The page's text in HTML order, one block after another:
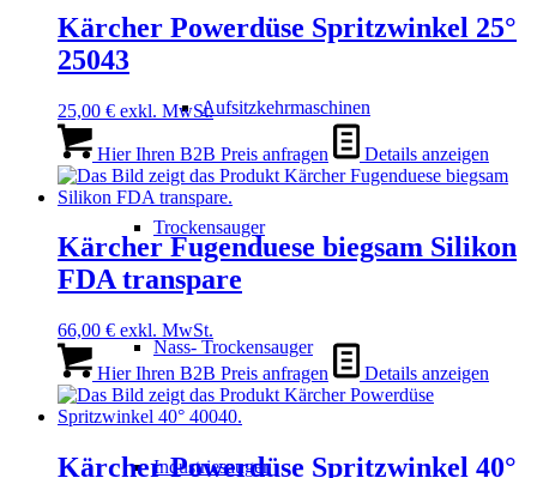
Aufsitzkehrmaschinen
Trockensauger
Nass- Trockensauger
Industriesauger
Kärcher Powerdüse Spritzwinkel 25°
25043
25,00 € exkl. MwSt.
Hier Ihren B2B Preis anfragen Details anzeigen
Kärcher Fugenduese biegsam Silikon
FDA transpare
66,00 € exkl. MwSt.
Hier Ihren B2B Preis anfragen Details anzeigen
Kärcher Powerdüse Spritzwinkel 40°